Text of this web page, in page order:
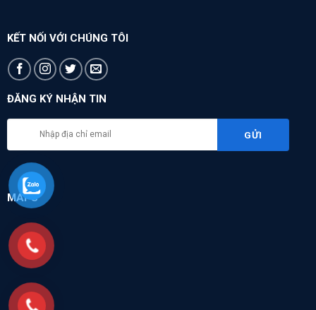
KẾT NỐI VỚI CHÚNG TÔI
ĐĂNG KÝ NHẬN TIN
MAPS